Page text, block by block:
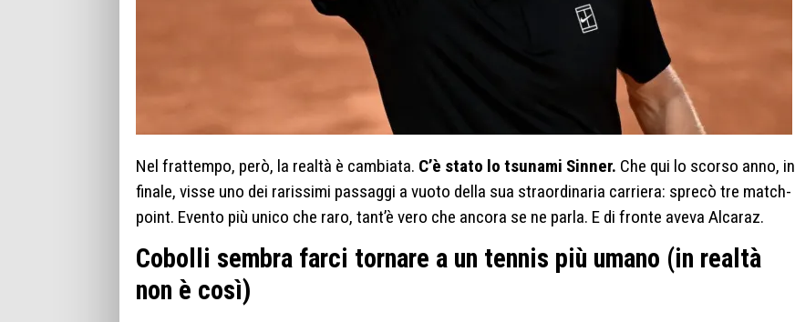
Nel frattempo, però, la realtà è cambiata. C’è stato lo tsunami Sinner. Che qui lo scorso anno, in
finale, visse uno dei rarissimi passaggi a vuoto della sua straordinaria carriera: sprecò tre match-
point. Evento più unico che raro, tant’è vero che ancora se ne parla. E di fronte aveva Alcaraz.
Cobolli sembra farci tornare a un tennis più umano (in realtà
non è così)